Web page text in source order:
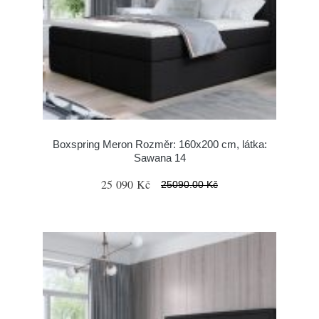
Boxspring Meron Rozměr: 160x200 cm, látka:
Sawana 14
25 090 Kč 25090.00 Kč